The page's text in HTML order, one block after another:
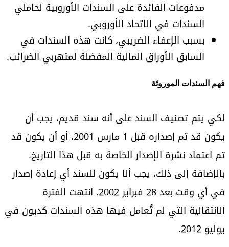
مدفوعات الفائدة على السندات الأوروبية لحاملي
السندات في الاتحاد الأوروبي.
بسبب الإعفاء الضريبي، كانت هذه السندات في
السابق الأوراق المالية المفضلة لمتهربي الضرائب.
فهم السندات الموروثة
لكي يتم تصنيف السند على أنه سند قديم، يجب أن
يكون قد تم إصداره قبل 1 مارس 2001، أو أن يكون قد
تم اعتماد نشرة الإصدار الخاصة به قبل هذا التاريخ.
بالإضافة إلى ذلك، يجب ألا يكون للسند أي إعادة إصدار
في أي وقت بعد 28 فبراير 2002. انتهت الفترة
الانتقالية التي لم تُعامل فيها هذه السندات كديون في
يوليو 2012.